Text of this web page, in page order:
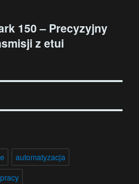
150 – Precyzyjny
z etui
automatyzacja